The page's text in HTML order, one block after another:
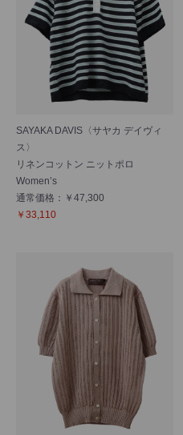
SAYAKA DAVIS〈サヤカ デイヴィ
ス〉
リネンコットン ニットポロ
Women’s
通常価格：￥47,300
￥33,110